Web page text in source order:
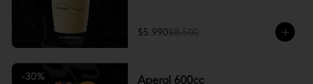
$5.990$8.500
-30% Aperol 600cc